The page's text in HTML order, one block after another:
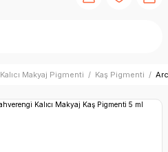
Kalıcı Makyaj Pigmenti Kaş Pigmenti